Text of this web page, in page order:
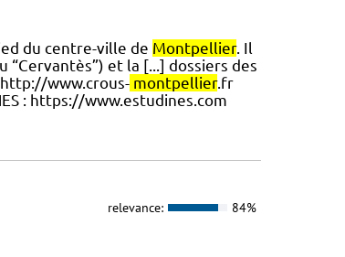
du centre-ville de Montpellier. Il
et la [...] dossiers des
http://www.crous- montpellier.fr
: https://www.estudines.com
relevance: 84%